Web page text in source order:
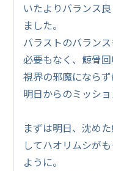
いたよりバランス
ました。
バラストのバラン
必要もなく、鯨骨
視界の邪魔にならず
明日からのミッシ
まずは明日、沈め
してハオリムシが
ように。